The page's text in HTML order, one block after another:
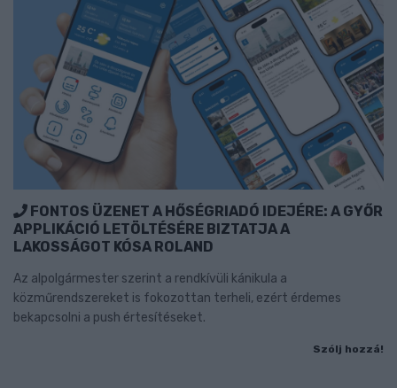
FONTOS ÜZENET A HŐSÉGRIADÓ IDEJÉRE: A GYŐR
APPLIKÁCIÓ LETÖLTÉSÉRE BIZTATJA A
LAKOSSÁGOT KÓSA ROLAND
Az alpolgármester szerint a rendkívüli kánikula a
közműrendszereket is fokozottan terheli, ezért érdemes
bekapcsolni a push értesítéseket.
Szólj hozzá!